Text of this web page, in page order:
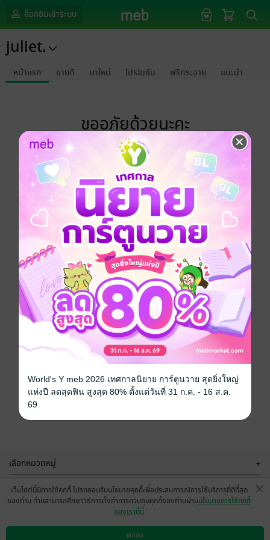
ล็อกอินเข้าระบบ
juliet.
หน้าแรก ขายดี มาใหม่ โปรโมชัน ฟรีกระจาย แนะนำ
ขออภัยด้วยนะคะ
ไม่พบข้อมูลในหัวข้อที่คุณกำลังชมค่ะ
เลือกหมวดหมู่ +
บริการช่วยเหลือ +
เว็บไซต์นี้มีการใช้คุกกี้ โปรดยอมรับนโยบายคุกกี้เพื่อประสบการณ์การใช้บริการที่ดีที่สุด
ของท่าน ท่านสามารถศึกษาวิธีการตั้งค่าการควบคุมคุกกี้ของท่านผ่านนโยบายการใช้คุกกี้
ของเราที่นี่
ตกลง
World's Y meb 2026 เทศกาลนิยาย การ์ตูนวาย สุดยิ่งใหญ่
แห่งปี ลดสุดฟิน สูงสุด 80% ตั้งแต่วันที่ 31 ก.ค. - 16 ส.ค.
69